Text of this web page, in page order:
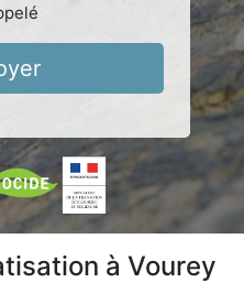
à Vourey